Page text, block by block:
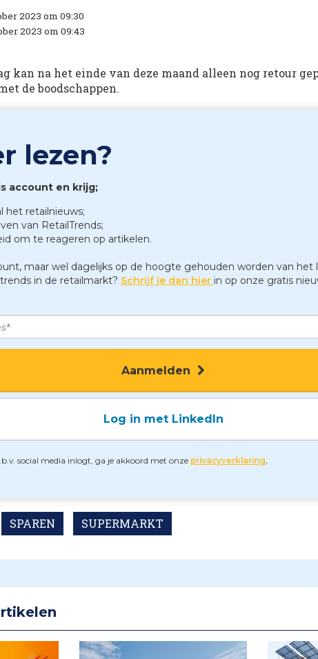
2023 om 09:30
2023 om 09:43
kan na het einde van deze maand alleen nog retour
de boodschappen.
lezen?
account en krijg;
het retailnieuws;
van RetailTrends;
om te reageren op artikelen.
maar wel dagelijks op de hoogte gehouden worden van het
in de retailmarkt? Schrijf je dan hier in op onze gratis
Aanmelden
Log in met LinkedIn
social media inlogt, ga je akkoord met onze privacyverklaring.
SPAREN SUPERMARKT